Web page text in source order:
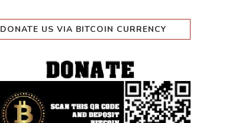
DONATE US VIA BITCOIN CURRENCY